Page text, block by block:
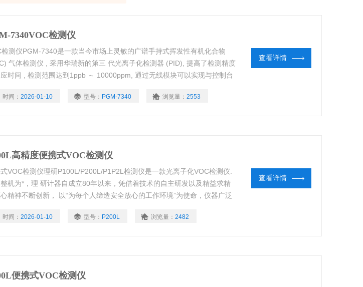
7340VOC检测仪
检测仪PGM-7340是一款当今市场上灵敏的广谱手持式挥发性有机化合物
气体检测仪 , 采用华瑞新的第三 代光离子化检测器 (PID), 提高了检测精度
时间 , 检测范围达到1ppb ～ 10000ppm, 通过无线模块可以实现与控制台
全、石油石化等行业。
时间： 2026-01-10 型号： PGM-7340 浏览量： 2553
查看详情
高精度便携式VOC检测仪
VOC检测仪理研P100L/P200L/P1P2L检测仪是一款光离子化VOC检测仪.
机为*，理 研计器自成立80年以来，凭借着技术的自主研发以及精益求精
精神不断创新， 以“为每个人缔造安全放心的工作环境”为使命，仪器广泛
时间： 2026-01-10 型号： P200L 浏览量： 2482
查看详情
便携式VOC检测仪